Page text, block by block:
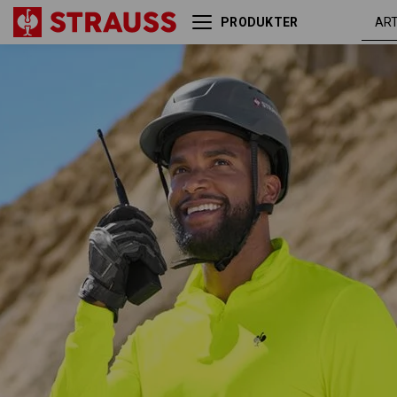
PRODUKTER
Visibility-funk.pullover,
lange ærmer UV e.s.trail